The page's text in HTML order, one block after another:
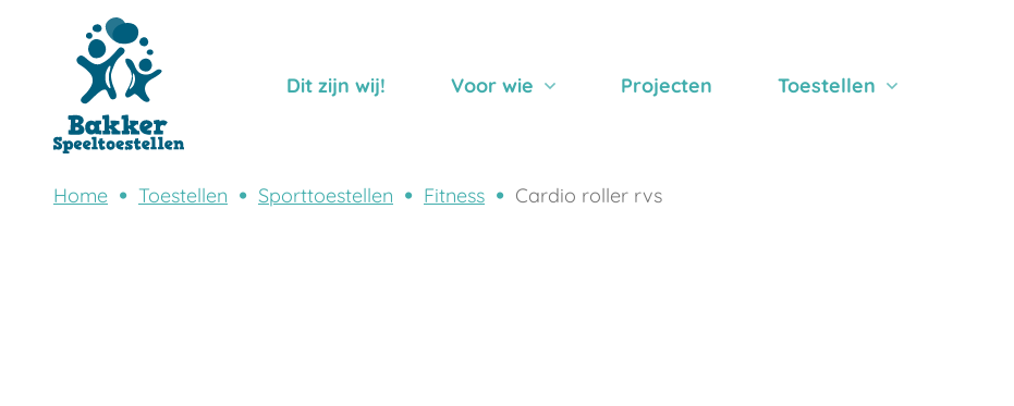
Dit zijn wij! Voor wie Projecten Toestellen
Home Toestellen Sporttoestellen Fitness Cardio roller rvs